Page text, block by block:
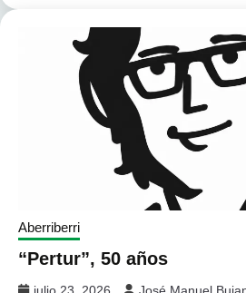
Aberriberri
“Pertur”, 50 años